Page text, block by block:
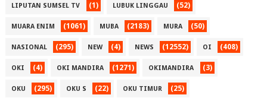
LIPUTAN SUMSEL TV (1) LUBUK LINGGAU (52)
MUARA ENIM (1061) MUBA (2183) MURA (50)
NASIONAL (295) NEW (4) NEWS (12552) OI (408)
OKI (4) OKI MANDIRA (1271) OKIMANDIRA (3)
OKU (295) OKU S (22) OKU TIMUR (25)